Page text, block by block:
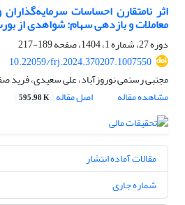
اثر نامتقارن احساسات
معاملات و بازدهی سهام: شواهدی از
دوره 27، شماره 1، 1404، صفحه
189-217
10.22059/frj.2024.370207.1007550
مجتبی رستمی نوروزآباد، علی سعیدی، فرید
مشاهده مقاله
اصل مقاله 595.98 K
مقالات آماده انتشار
شماره جاری